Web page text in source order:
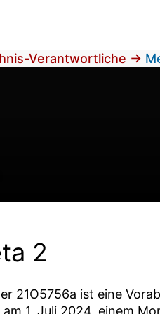
Verantwortliche →
2
21O5756a ist eine
1. Juli 2024, einem